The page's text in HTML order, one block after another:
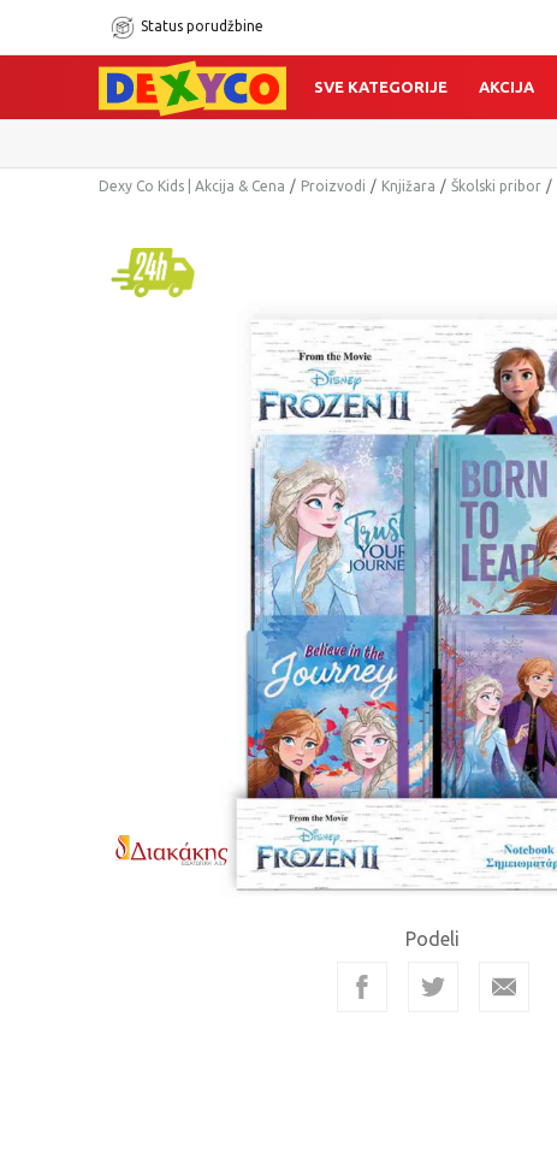
Status porudžbine
SVE KATEGORIJE AKCIJA
Dexy Co Kids | Akcija & Cena Proizvodi Knjižara Školski pribor
Podeli